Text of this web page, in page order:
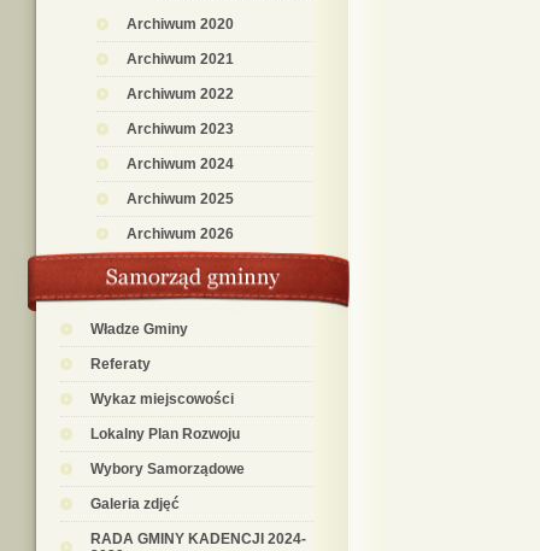
Archiwum 2020
Archiwum 2021
Archiwum 2022
Archiwum 2023
Archiwum 2024
Archiwum 2025
Archiwum 2026
Władze Gminy
Referaty
Wykaz miejscowości
Lokalny Plan Rozwoju
Wybory Samorządowe
Galeria zdjęć
RADA GMINY KADENCJI 2024-